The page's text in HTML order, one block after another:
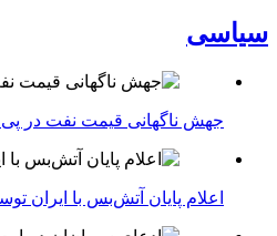
سیاسی
جهش ناگهانی قیمت نفت در پی
اعلام پایان آتش‌بس با ایران